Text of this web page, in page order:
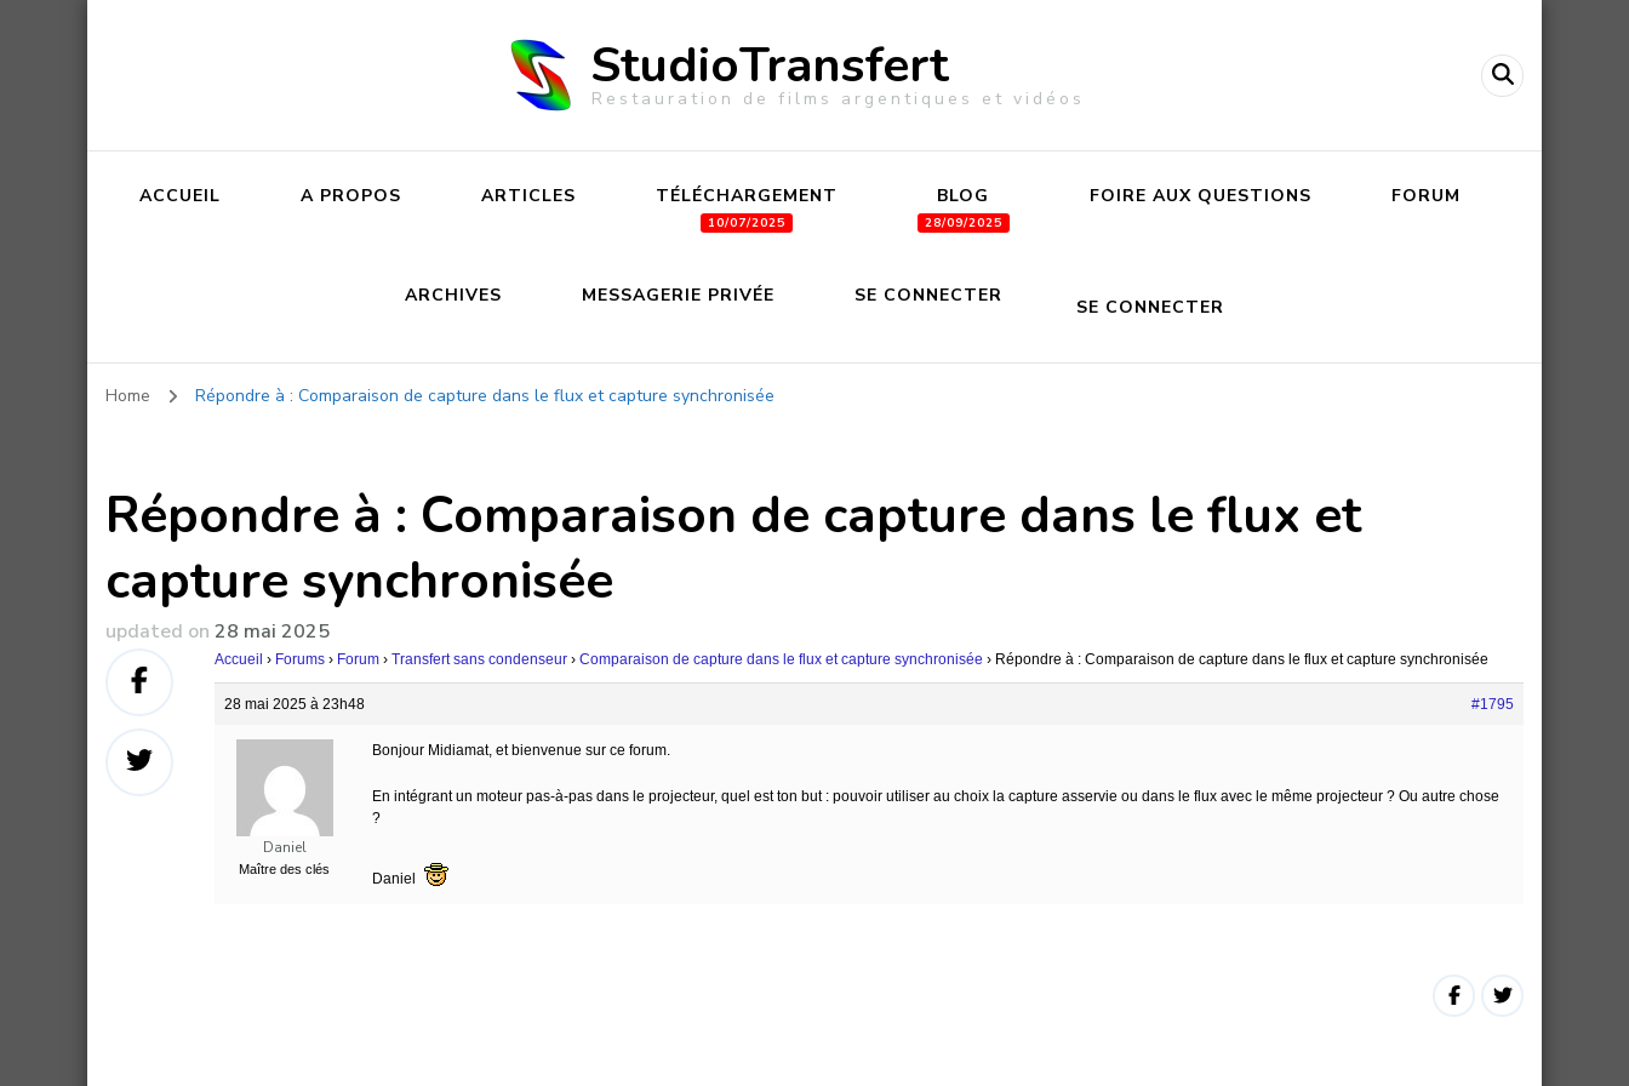
StudioTransfert
Restauration de films argentiques et vidéos
ACCUEIL A PROPOS ARTICLES TÉLÉCHARGEMENT BLOG FOIRE AUX QUESTIONS FORUM
ARCHIVES MESSAGERIE PRIVÉE SE CONNECTER SE CONNECTER
Home Répondre à : Comparaison de capture dans le flux et capture synchronisée
Répondre à : Comparaison de capture dans le flux et
capture synchronisée
updated on 28 mai 2025
Accueil › Forums › Forum › Transfert sans condenseur › Comparaison de capture dans le flux et capture synchronisée › Répondre à : Comparaison de capture dans le flux et capture synchronisée
28 mai 2025 à 23h48 #1795
Daniel
Maître des clés
Bonjour Midiamat, et bienvenue sur ce forum.
En intégrant un moteur pas-à-pas dans le projecteur, quel est ton but : pouvoir utiliser au choix la capture asservie ou dans le flux avec le même projecteur ? Ou autre chose
?
Daniel